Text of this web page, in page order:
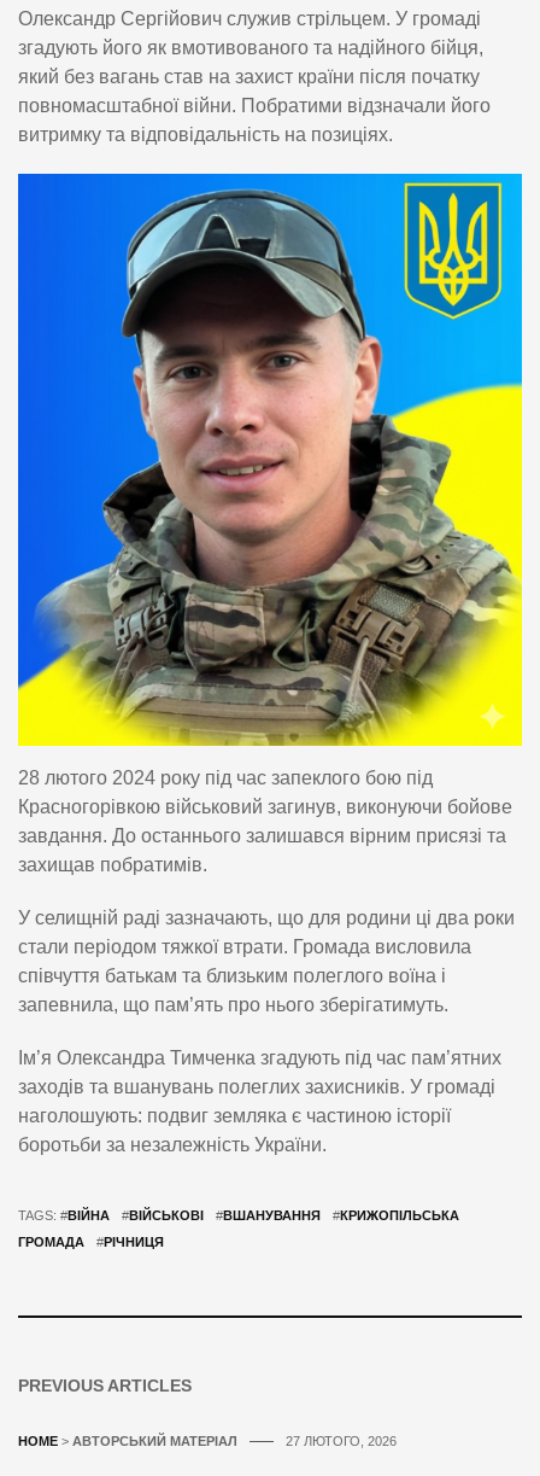
Олександр Сергійович служив стрільцем. У громаді
згадують його як вмотивованого та надійного бійця,
який без вагань став на захист країни після початку
повномасштабної війни. Побратими відзначали його
витримку та відповідальність на позиціях.
28 лютого 2024 року під час запеклого бою під
Красногорівкою військовий загинув, виконуючи бойове
завдання. До останнього залишався вірним присязі та
захищав побратимів.
У селищній раді зазначають, що для родини ці два роки
стали періодом тяжкої втрати. Громада висловила
співчуття батькам та близьким полеглого воїна і
запевнила, що пам’ять про нього зберігатимуть.
Ім’я Олександра Тимченка згадують під час пам’ятних
заходів та вшанувань полеглих захисників. У громаді
наголошують: подвиг земляка є частиною історії
боротьби за незалежність України.
TAGS: #ВІЙНА #ВІЙСЬКОВІ #ВШАНУВАННЯ #КРИЖОПІЛЬСЬКА
ГРОМАДА
#РІЧНИЦЯ
PREVIOUS ARTICLES
HOME > АВТОРСЬКИЙ МАТЕРІАЛ 27 ЛЮТОГО, 2026